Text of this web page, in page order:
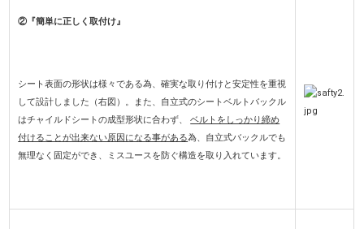
②『簡単に正しく取付け』
シート表面の形状は様々である為、確実な取り付けと安定性を重視
して設計しました（右図）。また、自立式のシートベルトバックル
はチャイルドシートの成型形状に合わず、ベルトをしっかり締め
付けることが出来ない原因になる事がある為、自立式バックルでも
無理なく固定ができ、ミスユースを防ぐ構造を取り入れています。